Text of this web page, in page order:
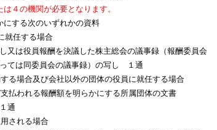
４の機関が必要となります。
にする次のいずれかの資料
就任する場合
は役員報酬を決議した株主総会の議事録（報酬委員会
は同委員会の議事録）の写し １通
る場合及び会社以外の団体の役員に就任する場合
われる報酬額を明らかにする所属団体の文書
通
される場合